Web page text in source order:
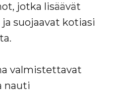
jotka lisäävät
suojaavat kotiasi
valmistettavat
nauti